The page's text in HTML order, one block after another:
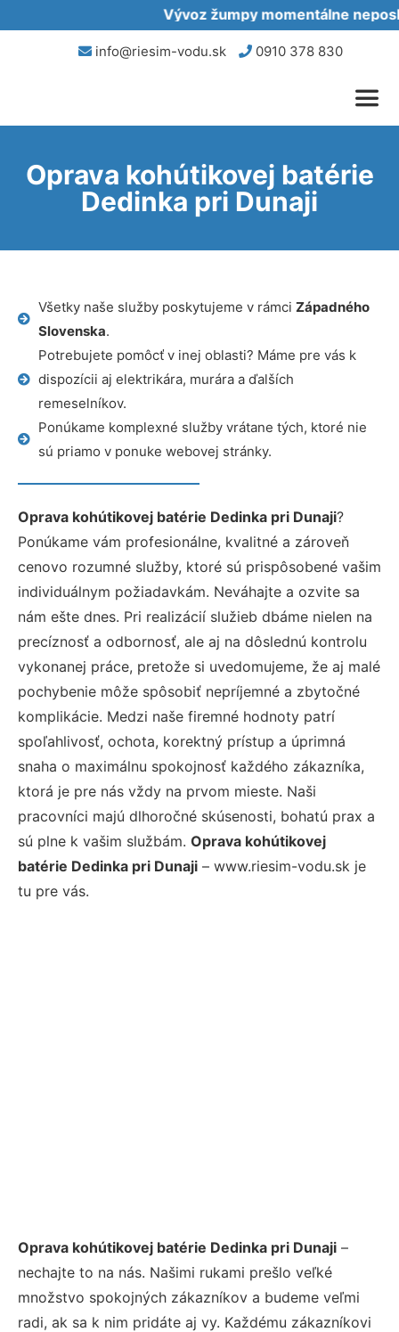
Vývoz žumpy momentálne
info@riesim-vodu.sk 0910 378 830
Oprava kohútikovej batérie
Dedinka pri Dunaji
Všetky naše služby poskytujeme v rámci Západného
Slovenska.
Potrebujete pomôcť v inej oblasti? Máme pre vás k
dispozícii aj elektrikára, murára a ďalších
remeselníkov.
Ponúkame komplexné služby vrátane tých, ktoré nie
sú priamo v ponuke webovej stránky.
Oprava kohútikovej batérie Dedinka pri Dunaji?
Ponúkame vám profesionálne, kvalitné a zároveň
cenovo rozumné služby, ktoré sú prispôsobené vašim
individuálnym požiadavkám. Neváhajte a ozvite sa
nám ešte dnes. Pri realizácií služieb dbáme nielen na
precíznosť a odbornosť, ale aj na dôslednú kontrolu
vykonanej práce, pretože si uvedomujeme, že aj malé
pochybenie môže spôsobiť nepríjemné a zbytočné
komplikácie. Medzi naše firemné hodnoty patrí
spoľahlivosť, ochota, korektný prístup a úprimná
snaha o maximálnu spokojnosť každého zákazníka,
ktorá je pre nás vždy na prvom mieste. Naši
pracovníci majú dlhoročné skúsenosti, bohatú prax a
sú plne k vašim službám. Oprava kohútikovej
batérie Dedinka pri Dunaji – www.riesim-vodu.sk je
tu pre vás.
Oprava kohútikovej batérie Dedinka pri Dunaji –
nechajte to na nás. Našimi rukami prešlo veľké
množstvo spokojných zákazníkov a budeme veľmi
radi, ak sa k nim pridáte aj vy. Každému zákazníkovi